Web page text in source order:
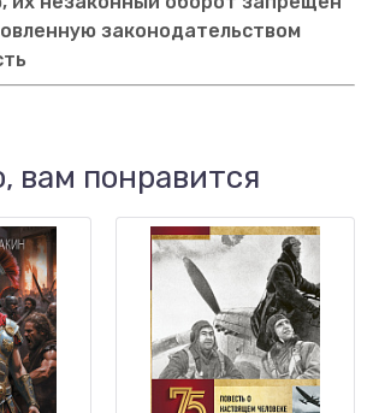
законодательством
вам понравится